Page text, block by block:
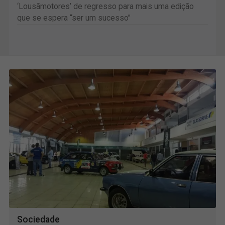
‘Lousãmotores’ de regresso para mais uma edição
que se espera “ser um sucesso”
Sociedade